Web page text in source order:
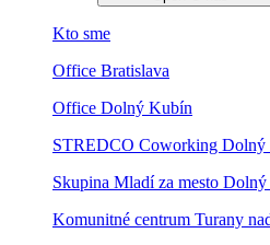
Kto sme
Office Bratislava
Office Dolný Kubín
STREDCO Coworking Dolný
Skupina Mladí za mesto
Komunitné centrum Turany